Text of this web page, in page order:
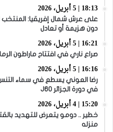
18:13 | 5 أبريل، 2026
دون هزيمة أو تعادل
16:21 | 5 أبريل، 2026
صراع ناري في افتتاح ماراطون
16:16 | 5 أبريل، 2026
رضا العوني يسطع في سماء
في دورة الجزائر J60
15:20 | 4 أبريل، 2026
خطير .. دومو يتعرض للتهديد
منزله